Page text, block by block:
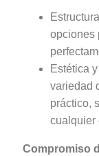
opciones
Estética
variedad
práctico,
cualquier
Compromiso